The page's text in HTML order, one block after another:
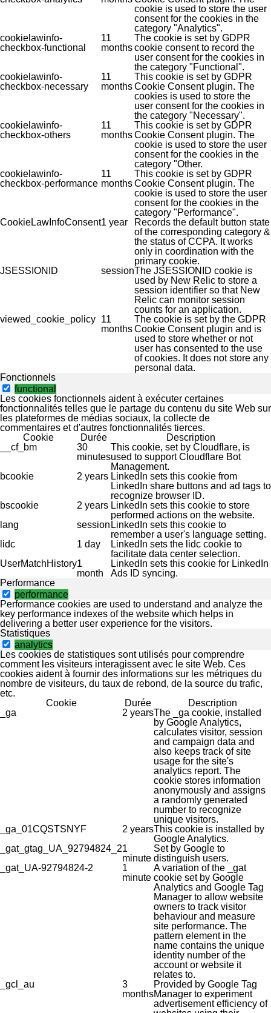
cookie is used to store the user
consent for the cookies in the
category "Analytics".
cookielawinfo-
checkbox-functional
11
months
The cookie is set by GDPR
cookie consent to record the
user consent for the cookies in
the category "Functional".
cookielawinfo-
checkbox-necessary
11
months
This cookie is set by GDPR
Cookie Consent plugin. The
cookies is used to store the
user consent for the cookies in
the category "Necessary".
cookielawinfo-
checkbox-others
11
months
This cookie is set by GDPR
Cookie Consent plugin. The
cookie is used to store the user
consent for the cookies in the
category "Other.
cookielawinfo-
checkbox-performance
11
months
This cookie is set by GDPR
Cookie Consent plugin. The
cookie is used to store the user
consent for the cookies in the
category "Performance".
CookieLawInfoConsent1 year
Records the default button state
of the corresponding category &
the status of CCPA. It works
only in coordination with the
primary cookie.
JSESSIONID
sessionThe JSESSIONID cookie is
used by New Relic to store a
session identifier so that New
Relic can monitor session
counts for an application.
viewed_cookie_policy 11
months
The cookie is set by the GDPR
Cookie Consent plugin and is
used to store whether or not
user has consented to the use
of cookies. It does not store any
personal data.
Fonctionnels
functional
Les cookies fonctionnels aident à exécuter certaines
fonctionnalités telles que le partage du contenu du site Web sur
les plateformes de médias sociaux, la collecte de
commentaires et d'autres fonctionnalités tierces.
Cookie
Durée
Description
__cf_bm
30
minutes
This cookie, set by Cloudflare, is
used to support Cloudflare Bot
Management.
bcookie
2 years LinkedIn sets this cookie from
LinkedIn share buttons and ad tags to
recognize browser ID.
bscookie
2 years LinkedIn sets this cookie to store
performed actions on the website.
lang
session LinkedIn sets this cookie to
remember a user's language setting.
lidc
1 day
LinkedIn sets the lidc cookie to
facilitate data center selection.
UserMatchHistory1
month
LinkedIn sets this cookie for LinkedIn
Ads ID syncing.
Performance
performance
Performance cookies are used to understand and analyze the
key performance indexes of the website which helps in
delivering a better user experience for the visitors.
Statistiques
analytics
Les cookies de statistiques sont utilisés pour comprendre
comment les visiteurs interagissent avec le site Web. Ces
cookies aident à fournir des informations sur les métriques du
nombre de visiteurs, du taux de rebond, de la source du trafic,
etc.
Cookie
Durée
Description
_ga
2 yearsThe _ga cookie, installed
by Google Analytics,
calculates visitor, session
and campaign data and
also keeps track of site
usage for the site's
analytics report. The
cookie stores information
anonymously and assigns
a randomly generated
number to recognize
unique visitors.
_ga_01CQSTSNYF
2 yearsThis cookie is installed by
Google Analytics.
_gat_gtag_UA_92794824_21
minute
Set by Google to
distinguish users.
_gat_UA-92794824-2
1
minute
A variation of the _gat
cookie set by Google
Analytics and Google Tag
Manager to allow website
owners to track visitor
behaviour and measure
site performance. The
pattern element in the
name contains the unique
identity number of the
account or website it
relates to.
_gcl_au
3
months
Provided by Google Tag
Manager to experiment
advertisement efficiency of